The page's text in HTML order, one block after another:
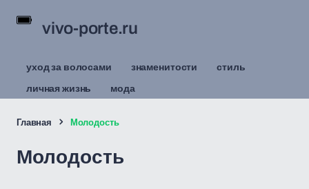
vivo-porte.ru
уход за волосами знаменитости
стиль
личная жизнь
мода
Главная Молодость
Молодость